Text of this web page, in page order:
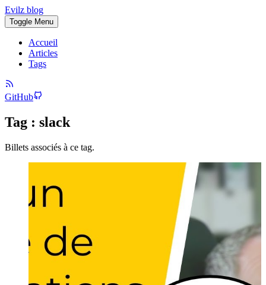
Evilz blog
Toggle Menu
Accueil
Articles
Tags
GitHub
Tag : slack
Billets associés à ce tag.